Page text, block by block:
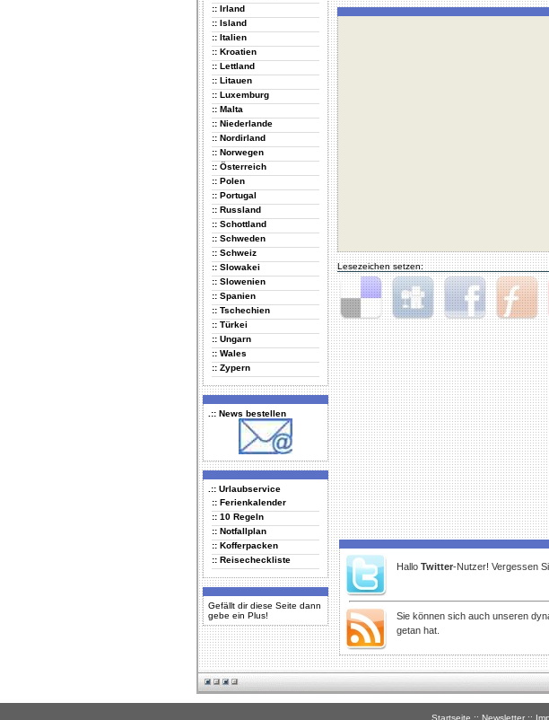
:: Irland
:: Island
:: Italien
:: Kroatien
:: Lettland
:: Litauen
:: Luxemburg
:: Malta
:: Niederlande
:: Nordirland
:: Norwegen
:: Österreich
:: Polen
:: Portugal
:: Russland
:: Schottland
:: Schweden
:: Schweiz
:: Slowakei
:: Slowenien
:: Spanien
:: Tschechien
:: Türkei
:: Ungarn
:: Wales
:: Zypern
.:: News bestellen
.:: Urlaubservice
:: Ferienkalender
:: 10 Regeln
:: Notfallplan
:: Kofferpacken
:: Reisecheckliste
Gefällt dir diese Seite dann
gebe ein Plus!
Lesezeichen setzen:
Delicious Digg Facebook Furl
Hallo Twitter-Nutzer! Vergessen
Sie können sich auch unseren
getan hat.
Startseite :: Newsletter ::